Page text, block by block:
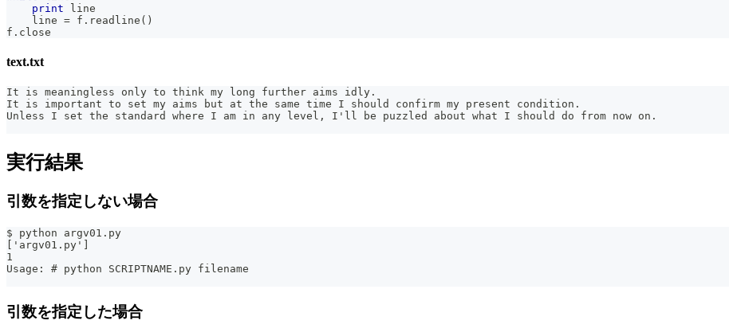
print line
    line
= f . readline ( )
f . close
text.txt
It is meaningless only to think my long further aims idly.
It is important to set my aims but at the same time I should confirm my present condition.
Unless I set the standard where I am in any level, I'll be puzzled about what I should do from now on.
実行結果
引数を指定しない場合
$ python argv01.py
['argv01.py']
1
Usage: # python SCRIPTNAME.py filename
引数を指定した場合